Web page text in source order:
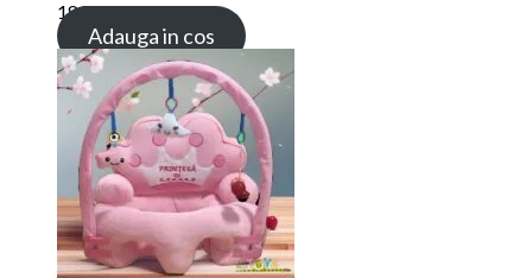
189.00 lei
Adauga in cos